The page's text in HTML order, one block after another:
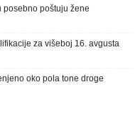
posebno poštuju žene
za višeboj 16. avgusta
oko pola tone droge